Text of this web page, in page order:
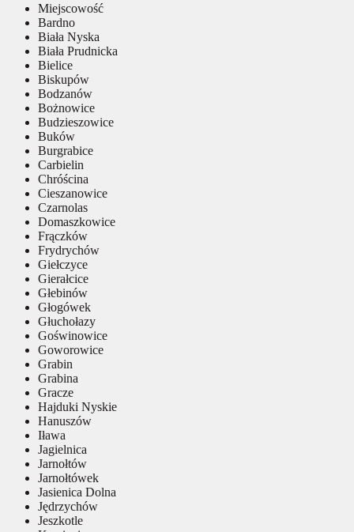
Miejscowość
Bardno
Biała Nyska
Biała Prudnicka
Bielice
Biskupów
Bodzanów
Bożnowice
Budzieszowice
Buków
Burgrabice
Carbielin
Chróścina
Cieszanowice
Czarnolas
Domaszkowice
Frączków
Frydrychów
Giełczyce
Gierałcice
Głebinów
Głogówek
Głuchołazy
Goświnowice
Goworowice
Grabin
Grabina
Gracze
Hajduki Nyskie
Hanuszów
Iława
Jagielnica
Jarnołtów
Jarnołtówek
Jasienica Dolna
Jędrzychów
Jeszkotle